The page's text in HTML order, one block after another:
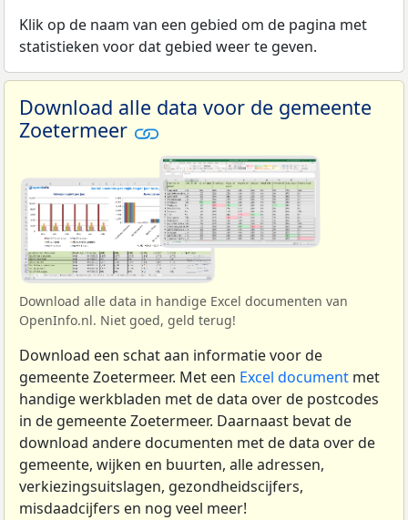
Klik op de naam van een gebied om de pagina met
statistieken voor dat gebied weer te geven.
Download alle data voor de gemeente
Zoetermeer
Download alle data in handige Excel documenten van
OpenInfo.nl. Niet goed, geld terug!
Download een schat aan informatie voor de
gemeente Zoetermeer. Met een Excel document met
handige werkbladen met de data over de postcodes
in de gemeente Zoetermeer. Daarnaast bevat de
download andere documenten met de data over de
gemeente, wijken en buurten, alle adressen,
verkiezingsuitslagen, gezondheidscijfers,
misdaadcijfers en nog veel meer!